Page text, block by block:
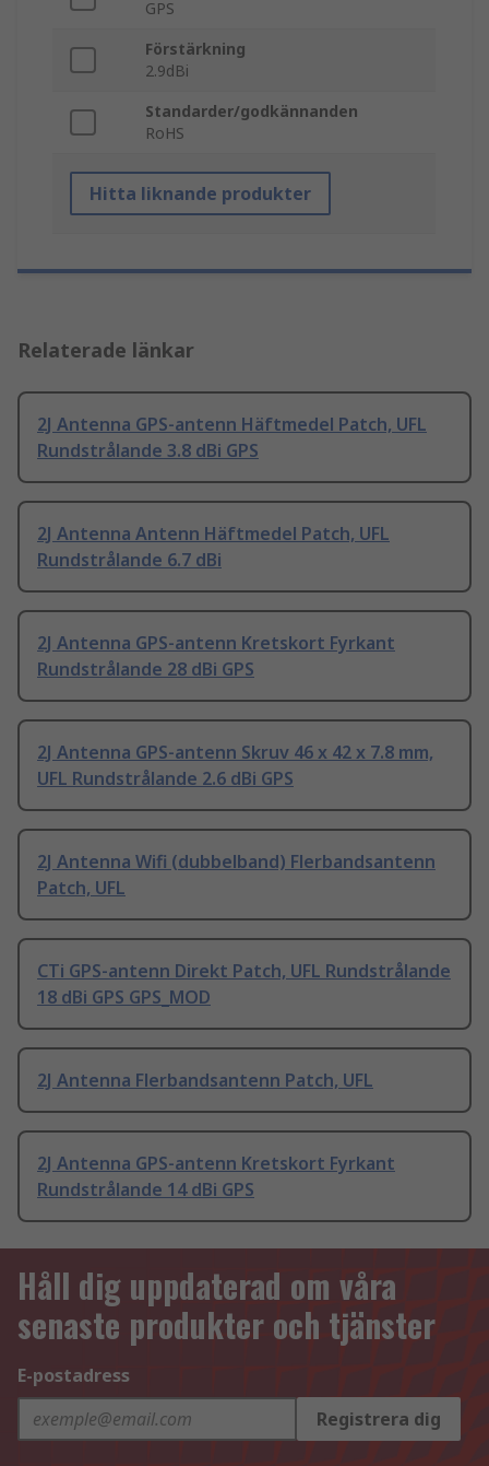
GPS
Förstärkning
2.9dBi
Standarder/godkännanden
RoHS
Hitta liknande produkter
Relaterade länkar
2J Antenna GPS-antenn Häftmedel Patch, UFL
Rundstrålande 3.8 dBi GPS
2J Antenna Antenn Häftmedel Patch, UFL
Rundstrålande 6.7 dBi
2J Antenna GPS-antenn Kretskort Fyrkant
Rundstrålande 28 dBi GPS
2J Antenna GPS-antenn Skruv 46 x 42 x 7.8 mm,
UFL Rundstrålande 2.6 dBi GPS
2J Antenna Wifi (dubbelband) Flerbandsantenn
Patch, UFL
CTi GPS-antenn Direkt Patch, UFL Rundstrålande
18 dBi GPS GPS_MOD
2J Antenna Flerbandsantenn Patch, UFL
2J Antenna GPS-antenn Kretskort Fyrkant
Rundstrålande 14 dBi GPS
Håll dig uppdaterad om våra
senaste produkter och tjänster
E-postadress
Registrera dig